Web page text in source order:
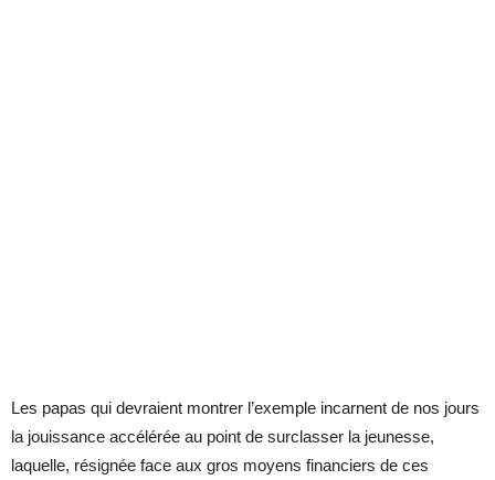
Les papas qui devraient montrer l’exemple incarnent de nos jours
la jouissance accélérée au point de surclasser la jeunesse,
laquelle, résignée face aux gros moyens financiers de ces